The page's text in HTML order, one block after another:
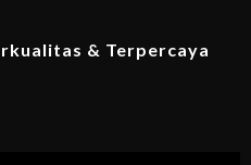
& Terpercaya